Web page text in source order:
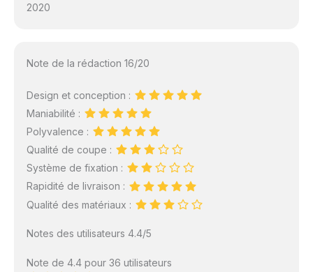
2020
Note de la rédaction 16/20
Design et conception :
Maniabilité :
Polyvalence :
Qualité de coupe :
Système de fixation :
Rapidité de livraison :
Qualité des matériaux :
Notes des utilisateurs 4.4/5
Note de 4.4 pour 36 utilisateurs